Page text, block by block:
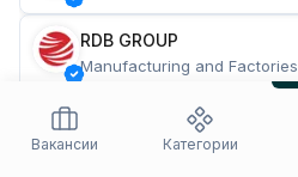
RDB GROUP
Manufacturing and Factories
Restaurants and Fast Food
Вакансии
Категории